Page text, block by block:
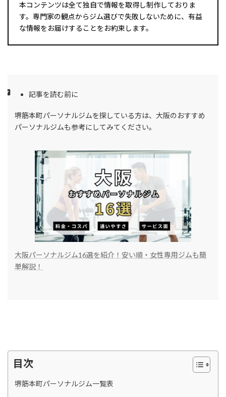
本コンテンツは全て独自で情報を取得し制作しておりま
す。専門家の観点からジム選びで失敗しないために、有益
な情報をお届けすることをお約束します。
記事を読む前に
堺筋本町パーソナルジムを探している方は、大阪のおすすめ
パーソナルジムも参考にしてみてください。
大阪パーソナルジム16選を紹介！安い順・女性専用ジムも簡
単解説！
目次
堺筋本町パーソナルジム一覧表